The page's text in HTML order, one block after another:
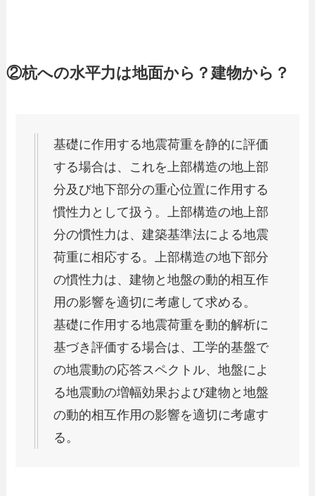
②杭への水平力は地面から？建物から？
基礎に作用する地震荷重を静的に評価
する場合は、これを上部構造の地上部
分及び地下部分の重心位置に作用する
慣性力として扱う。上部構造の地上部
分の慣性力は、建築基準法による地震
荷重に相応する。上部構造の地下部分
の慣性力は、建物と地盤の動的相互作
用の影響を適切に考慮して求める。
基礎に作用する地震荷重を動的解析に
基づき評価する場合は、工学的基盤で
の地震動の応答スペクトル、地盤によ
る地震動の増幅効果および建物と地盤
の動的相互作用の影響を適切に考慮す
る。